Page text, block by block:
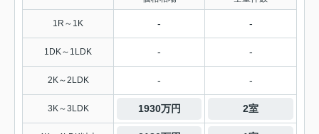
1R～1K - -
1DK～1LDK - -
2K～2LDK - -
3K～3LDK 1930万円 2室